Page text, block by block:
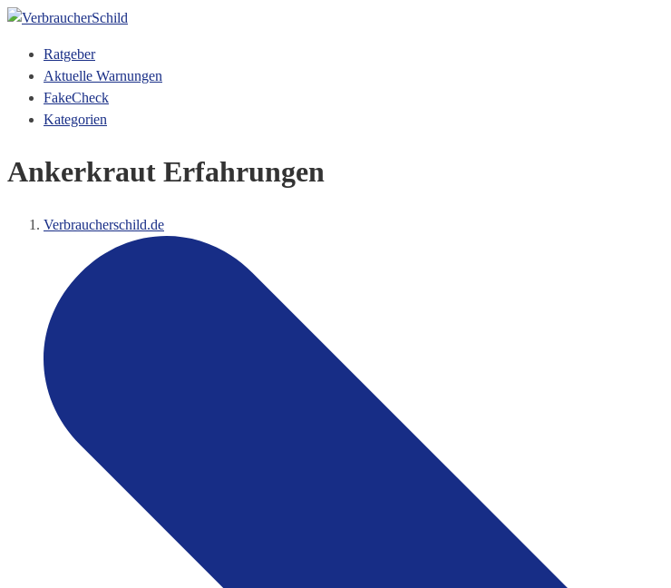
Ratgeber
Aktuelle Warnungen
FakeCheck
Kategorien
Ankerkraut Erfahrungen
Verbraucherschild.de